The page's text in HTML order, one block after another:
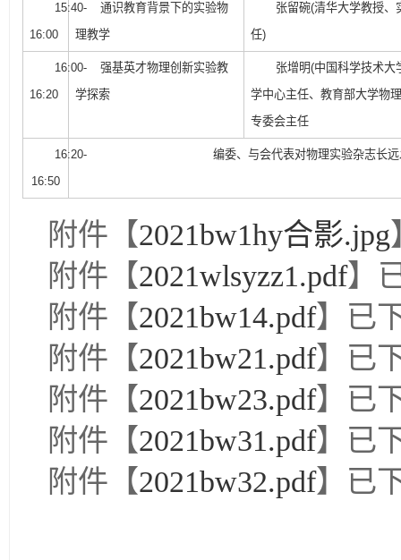
15:40-
16:00
通识教育背景下的实验物
理教学
张留碗(清华大学教授、
任)
16:00-
16:20
强基英才物理创新实验教
学探索
张增明(中国科学技术大
学中心主任、教育部大学物
专委会主任
16:20-
16:50
编委、与会代表对物理实验杂志长
附件【2021bw1hy合影.jpg
附件【2021wlsyzz1.pdf】
附件【2021bw14.pdf】已
附件【2021bw21.pdf】已
附件【2021bw23.pdf】已
附件【2021bw31.pdf】已
附件【2021bw32.pdf】已